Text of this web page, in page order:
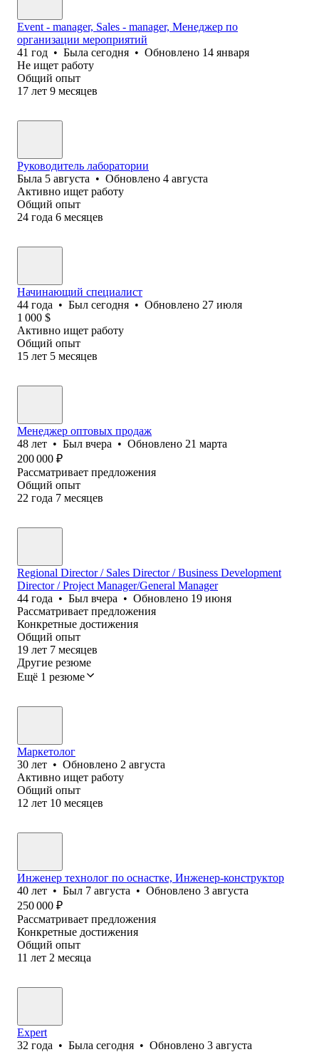
Event - manager, Sales - manager, Менеджер по
организации мероприятий
41 год • Была сегодня • Обновлено 14 января
Не ищет работу
Общий опыт
17 лет 9 месяцев
Руководитель лаборатории
Была 5 августа • Обновлено 4 августа
Активно ищет работу
Общий опыт
24 года 6 месяцев
Начинающий специалист
44 года • Был сегодня • Обновлено 27 июля
1 000 $
Активно ищет работу
Общий опыт
15 лет 5 месяцев
Менеджер оптовых продаж
48 лет • Был вчера • Обновлено 21 марта
200 000 ₽
Рассматривает предложения
Общий опыт
22 года 7 месяцев
Regional Director / Sales Director / Business Development
Director / Project Manager/General Manager
44 года • Был вчера • Обновлено 19 июня
Рассматривает предложения
Конкретные достижения
Общий опыт
19 лет 7 месяцев
Другие резюме
Ещё 1 резюме
Маркетолог
30 лет • Обновлено 2 августа
Активно ищет работу
Общий опыт
12 лет 10 месяцев
Инженер технолог по оснастке, Инженер-конструктор
40 лет • Был 7 августа • Обновлено 3 августа
250 000 ₽
Рассматривает предложения
Конкретные достижения
Общий опыт
11 лет 2 месяца
Expert
32 года • Была сегодня • Обновлено 3 августа